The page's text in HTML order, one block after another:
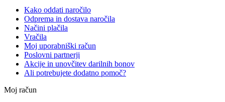
Kako oddati naročilo
Odprema in dostava naročila
Načini plačila
Vračila
Moj uporabniški račun
Poslovni partnerji
Akcije in unovčitev darilnih bonov
Ali potrebujete dodatno pomoč?
Moj račun